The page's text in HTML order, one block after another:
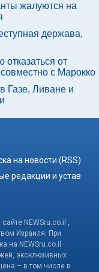
жалуются на
держава,
от
с Марокко
Газе, Ливане и
на новости (RSS)
редакции и устав
NEWSru.co.il ,
Израиля. При
на NEWSru.co.il
эксклюзивных
– в том числе в